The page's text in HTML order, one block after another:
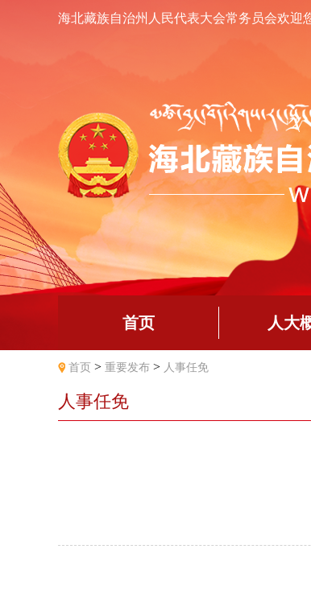
海北藏族自治州人民代表大会常务员会欢迎
首页 人大
首页 > 重要发布 > 人事任免
人事任免